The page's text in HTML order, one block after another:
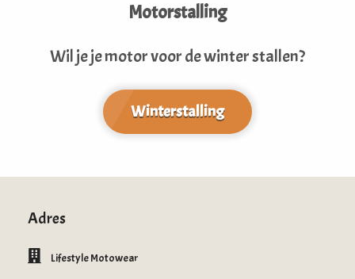
Motorstalling
Wil je je motor voor de winter stallen?
Winterstalling
Adres
Lifestyle Motowear